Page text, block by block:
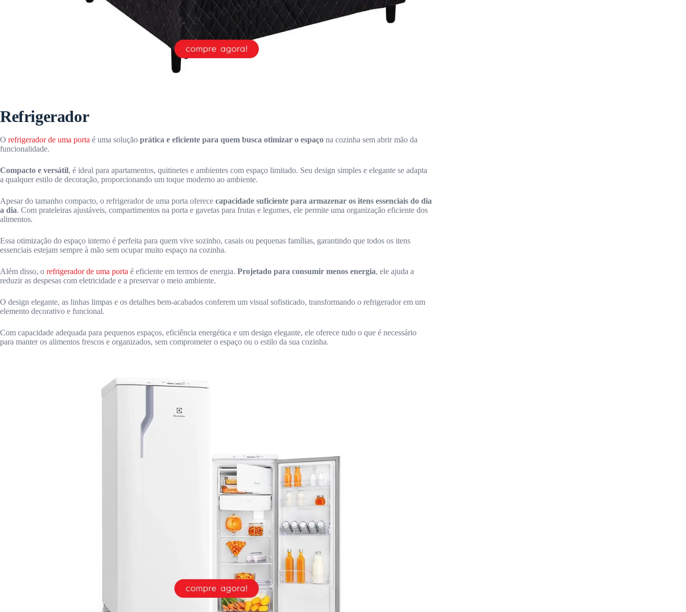
Refrigerador
O refrigerador de uma porta é uma solução prática e eficiente para quem busca otimizar o espaço na cozinha sem abrir mão da
funcionalidade.
Compacto e versátil, é ideal para apartamentos, quitinetes e ambientes com espaço limitado. Seu design simples e elegante se adapta
a qualquer estilo de decoração, proporcionando um toque moderno ao ambiente.
Apesar do tamanho compacto, o refrigerador de uma porta oferece capacidade suficiente para armazenar os itens essenciais do dia
a dia. Com prateleiras ajustáveis, compartimentos na porta e gavetas para frutas e legumes, ele permite uma organização eficiente dos
alimentos.
Essa otimização do espaço interno é perfeita para quem vive sozinho, casais ou pequenas famílias, garantindo que todos os itens
essenciais estejam sempre à mão sem ocupar muito espaço na cozinha.
Além disso, o refrigerador de uma porta é eficiente em termos de energia. Projetado para consumir menos energia, ele ajuda a
reduzir as despesas com eletricidade e a preservar o meio ambiente.
O design elegante, as linhas limpas e os detalhes bem-acabados conferem um visual sofisticado, transformando o refrigerador em um
elemento decorativo e funcional.
Com capacidade adequada para pequenos espaços, eficiência energética e um design elegante, ele oferece tudo o que é necessário
para manter os alimentos frescos e organizados, sem comprometer o espaço ou o estilo da sua cozinha.